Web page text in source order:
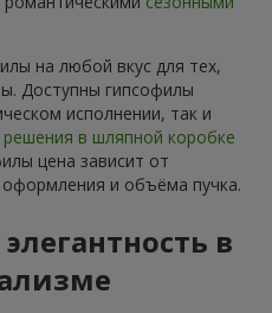
на любой вкус для тех,
Доступны гипсофилы
исполнении, так и
решения в шляпной коробке
цена зависит от
и объёма пучка.
в